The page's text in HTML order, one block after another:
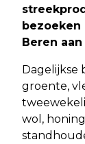
Beren
Dagelijkse
groente,
wol,